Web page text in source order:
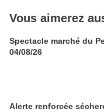
Vous aimerez
Spectacle marché du
04/08/26
Alerte renforcée